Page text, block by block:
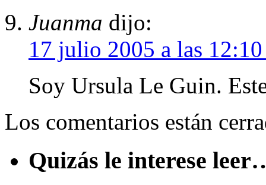
Juanma dijo:
17 julio 2005 a las
Soy Ursula Le Guin.
Los comentarios están
Quizás le interese